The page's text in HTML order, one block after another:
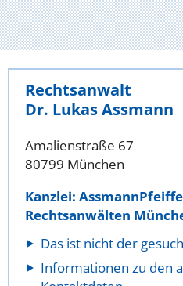
Rechtsanwalt
Dr. Lukas Assmann
Amalienstraße 67
80799 München
Kanzlei:
Rechtsanwälten
Das ist nicht der
Informationen zu den